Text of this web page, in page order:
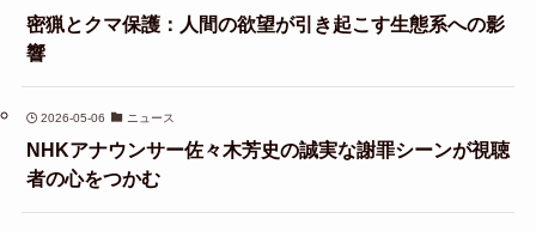
密猟とクマ保護：人間の欲望が引き起こす生態系への影
響
2026-05-06 ニュース
NHKアナウンサー佐々木芳史の誠実な謝罪シーンが視聴
者の心をつかむ